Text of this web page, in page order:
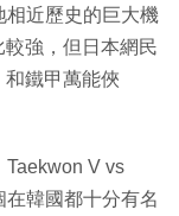
相近歷史的巨大機
強，但日本網民
鐵甲萬能俠
Taekwon V vs
韓國都十分有名